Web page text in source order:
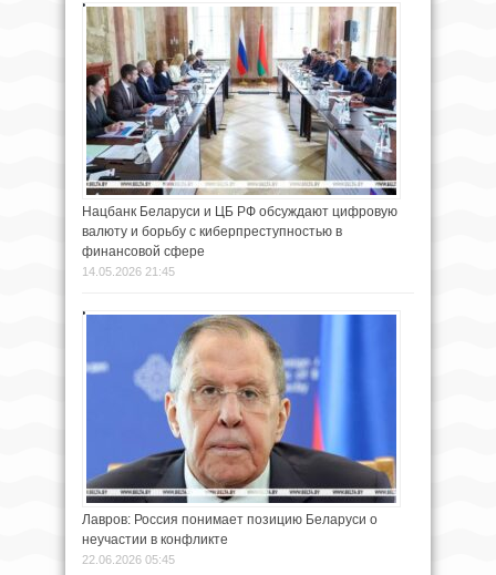
Нацбанк Беларуси и ЦБ РФ обсуждают цифровую
валюту и борьбу с киберпреступностью в
финансовой сфере
14.05.2026 21:45
Лавров: Россия понимает позицию Беларуси о
неучастии в конфликте
22.06.2026 05:45